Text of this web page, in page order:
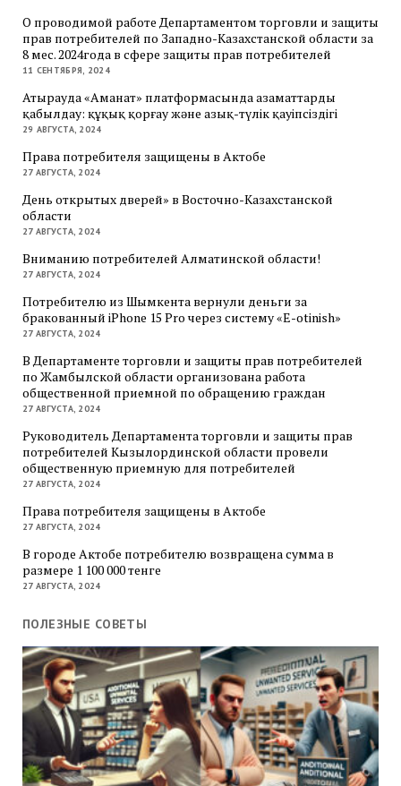
О проводимой работе Департаментом торговли и защиты
прав потребителей по Западно-Казахстанской области за
8 мес. 2024года в сфере защиты прав потребителей
11 СЕНТЯБРЯ, 2024
Атырауда «Аманат» платформасында азаматтарды
қабылдау: құқық қорғау және азық-түлік қауіпсіздігі
29 АВГУСТА, 2024
Права потребителя защищены в Актобе
27 АВГУСТА, 2024
День открытых дверей» в Восточно-Казахстанской
области
27 АВГУСТА, 2024
Вниманию потребителей Алматинской области!
27 АВГУСТА, 2024
Потребителю из Шымкента вернули деньги за
бракованный iPhone 15 Pro через систему «E-otinish»
27 АВГУСТА, 2024
В Департаменте торговли и защиты прав потребителей
по Жамбылской области организована работа
общественной приемной по обращению граждан
27 АВГУСТА, 2024
Руководитель Департамента торговли и защиты прав
потребителей Кызылординской области провели
общественную приемную для потребителей
27 АВГУСТА, 2024
Права потребителя защищены в Актобе
27 АВГУСТА, 2024
В городе Актобе потребителю возвращена сумма в
размере 1 100 000 тенге
27 АВГУСТА, 2024
ПОЛЕЗНЫЕ СОВЕТЫ